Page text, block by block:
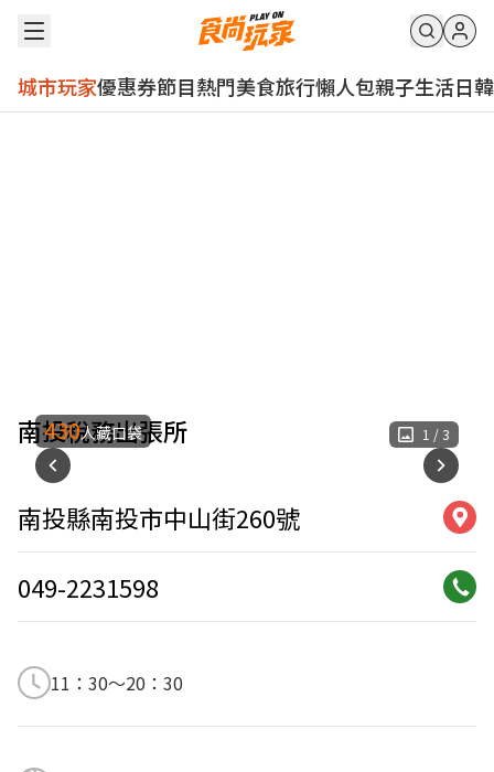
城市玩家優惠券節目熱門美食旅行懶人包親子生活日韓
南投稅務出張所 1 / 3
430人藏口袋
南投縣南投市中山街260號
049-2231598
11：30～20：30